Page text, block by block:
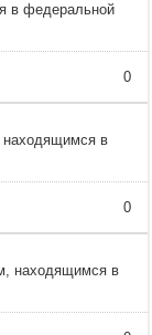
в федеральной
0
находящимся в
0
находящимся в